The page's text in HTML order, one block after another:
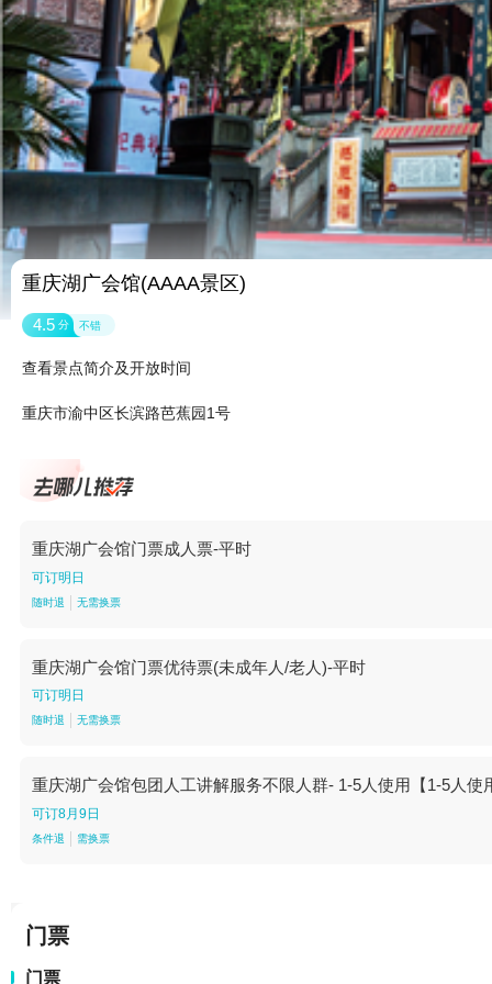
重庆湖广会馆(AAAA景区)
4.5 分 不错
查看景点简介及开放时间
重庆市渝中区长滨路芭蕉园1号
重庆湖广会馆门票成人票-平时
可订明日
随时退 无需换票
重庆湖广会馆门票优待票(未成年人/老人)-平时
可订明日
随时退 无需换票
重庆湖广会馆包团人工讲解服务不限人群- 1-5人使用【1-5人使
可订8月9日
条件退 需换票
门票
门票